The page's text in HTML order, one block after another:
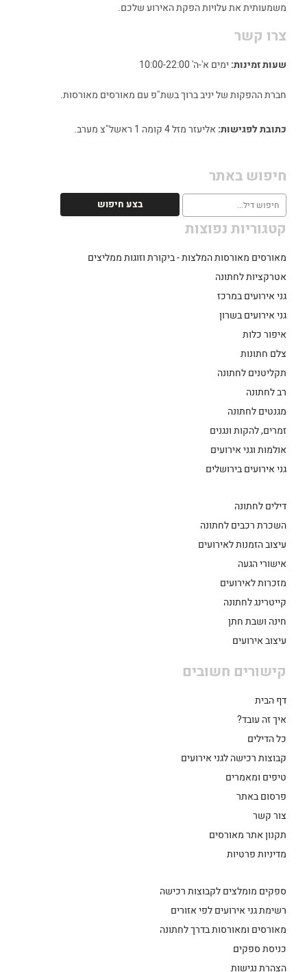
משמעותית את עלויות הפקת האירוע שלכם.
צרו קשר
שעות זמינות: ימים א'-ה' 10:00-22:00
חברת ההפקות של יניב ברוך בשת"פ עם מאורסים מאורסות.
כתובת לפגישות: אליעזר מזל 4 קומה 1 ראשל"צ מערב.
חיפוש באתר
קטגוריות נפוצות
מאורסים מאורסות המלצות - ביקורת וזוגות ממליצים
אטרקציות לחתונה
גני אירועים במרכז
גני אירועים בשרון
איפור כלות
צלם חתונות
תקליטנים לחתונה
רב לחתונה
מגנטים לחתונה
זמרים, להקות ונגנים
אולמות וגני אירועים
גני אירועים בירושלים
דילים לחתונה
השכרת רכבים לחתונה
עיצוב הזמנות לאירועים
אישורי הגעה
מזכרות לאירועים
קייטרינג לחתונה
חינה ושבת חתן
עיצוב אירועים
קישורים חשובים
דף הבית
איך זה עובד?
כל הדילים
קבוצות רכישה לגני אירועים
טיפים ומאמרים
פרסום באתר
צור קשר
תקנון אתר מאורסים
מדיניות פרטיות
ספקים מומלצים לקבוצות רכישה
רשימת גני אירועים לפי אזורים
מאורסים ומאורסות בדרך לחתונה
כניסת ספקים
הצהרת נגישות